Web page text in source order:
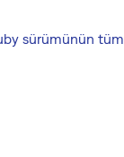
sürümünün